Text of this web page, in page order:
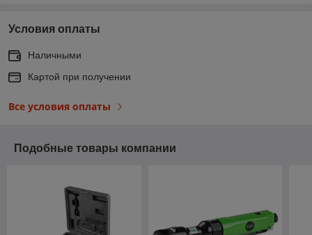
Условия оплаты
Наличными
Картой при получении
Все условия оплаты
Подобные товары компании